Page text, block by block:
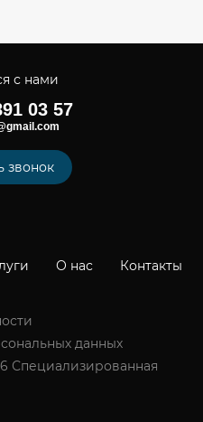
О нас Контакты
данных
Специализированная
с нами
03 57
звонок